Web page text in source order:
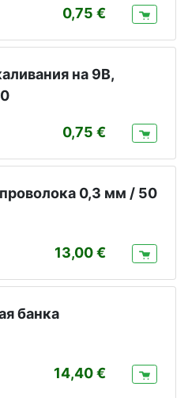
0,75
на 9В,
0,75
0,3 мм / 50
13,00
банка
14,40